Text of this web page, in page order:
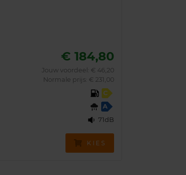
€ 184,80
Jouw voordeel: € 46,20
Normale prijs: € 231,00
C
A
71dB
KIES